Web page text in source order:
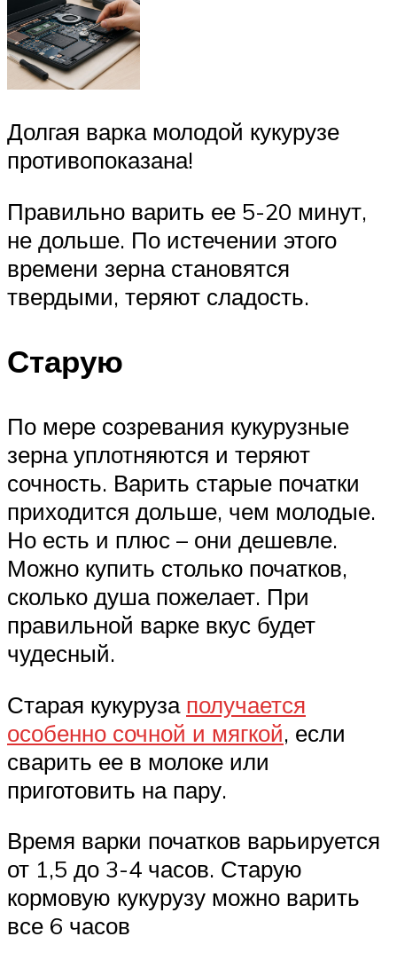
Долгая варка молодой кукурузе
противопоказана!
Правильно варить ее 5-20 минут,
не дольше. По истечении этого
времени зерна становятся
твердыми, теряют сладость.
Старую
По мере созревания кукурузные
зерна уплотняются и теряют
сочность. Варить старые початки
приходится дольше, чем молодые.
Но есть и плюс – они дешевле.
Можно купить столько початков,
сколько душа пожелает. При
правильной варке вкус будет
чудесный.
Старая кукуруза получается
особенно сочной и мягкой, если
сварить ее в молоке или
приготовить на пару.
Время варки початков варьируется
от 1,5 до 3-4 часов. Старую
кормовую кукурузу можно варить
все 6 часов